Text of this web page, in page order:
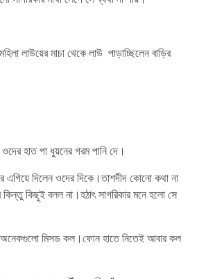
লাউয়ের মাচা থেকে লাউ পাড়াচ্ছিলেন বাড়ির
হাত পা ধুয়নের গরম পানি দে।
দিলেন ওদের দিকে।তাশদীদ কোনো কথা না
কিছুই বলল না।হঠাৎ সাগরিকার মনে হলো সে
অনেকগুলো মিসড কল।ফোন হাতে নিতেই আবার কল